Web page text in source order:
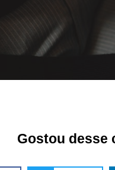
Gostou desse